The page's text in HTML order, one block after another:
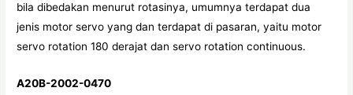
bila dibedakan menurut rotasinya, umumnya terdapat dua
jenis motor servo yang dan terdapat di pasaran, yaitu motor
servo rotation 180 derajat dan servo rotation continuous.
A20B-2002-0470